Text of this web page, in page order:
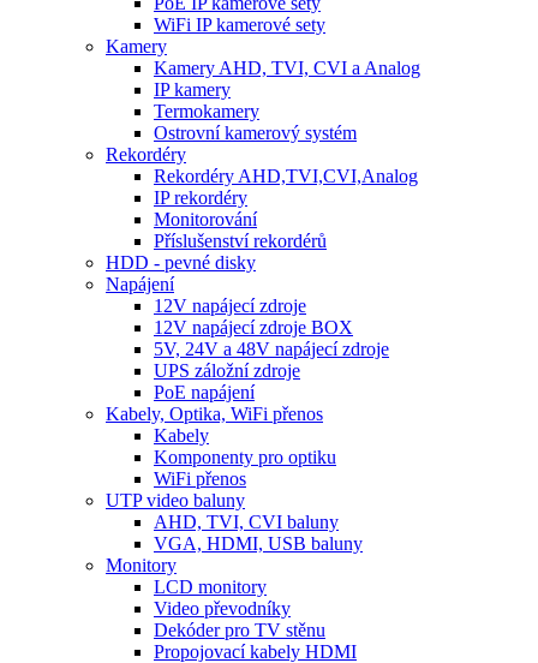
WiFi IP kamerové sety
Kamery
Kamery AHD, TVI, CVI a Analog
IP kamery
Termokamery
Ostrovní kamerový systém
Rekordéry
Rekordéry AHD,TVI,CVI,Analog
IP rekordéry
Monitorování
Příslušenství rekordérů
HDD - pevné disky
Napájení
12V napájecí zdroje
12V napájecí zdroje BOX
5V, 24V a 48V napájecí zdroje
UPS záložní zdroje
PoE napájení
Kabely, Optika, WiFi přenos
Kabely
Komponenty pro optiku
WiFi přenos
UTP video baluny
AHD, TVI, CVI baluny
VGA, HDMI, USB baluny
Monitory
LCD monitory
Video převodníky
Dekóder pro TV stěnu
Propojovací kabely HDMI